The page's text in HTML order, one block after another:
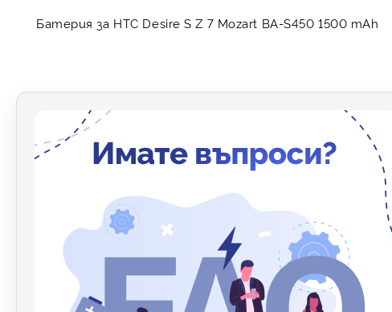
Батерия за HTC Desire S Z 7 Mozart BA-S450 1500 mAh